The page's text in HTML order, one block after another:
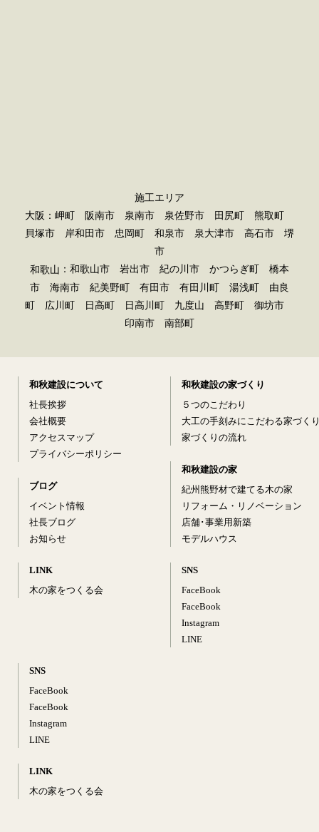
施工エリア
大阪：岬町 阪南市 泉南市 泉佐野市 田尻町 熊取町
貝塚市 岸和田市 忠岡町 和泉市 泉大津市 高石市 堺
市
和歌山 ：和歌山市 岩出市 紀の川市 かつらぎ町 橋本
市 海南市 紀美野町 有田市 有田川町 湯浅町 由良
町 広川町 日高町 日高川町 九度山 高野町 御坊市
印南市 南部町
和秋建設について
社長挨拶
会社概要
アクセスマップ
プライバシーポリシー
ブログ
イベント情報
社長ブログ
お知らせ
LINK
木の家をつくる会
和秋建設の家づくり
５つのこだわり
大工の手刻みにこだわる家づく
家づくりの流れ
和秋建設の家
紀州熊野材で建てる木の家
リフォーム・リノベーション
店舗･事業用新築
モデルハウス
SNS
FaceBook
FaceBook
Instagram
LINE
SNS
FaceBook
FaceBook
Instagram
LINE
LINK
木の家をつくる会